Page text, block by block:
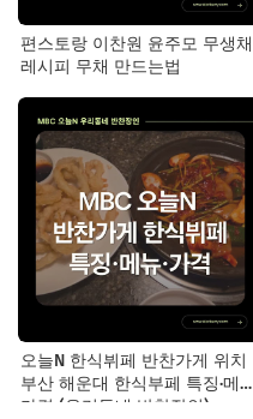
편스토랑 이찬원 윤주모 무생채
레시피 무채 만드는법
오늘N 한식뷔페 반찬가게 위치
부산 해운대 한식부페 특징·메뉴·
가격 (우리동네 반찬장인)